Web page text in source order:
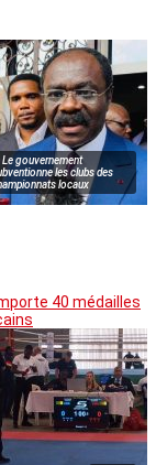
gouvernement
les clubs des
locaux
40 médailles